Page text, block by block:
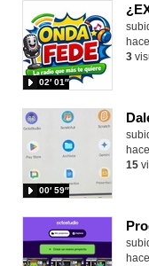
02′ 01″
3
00′ 59″
15